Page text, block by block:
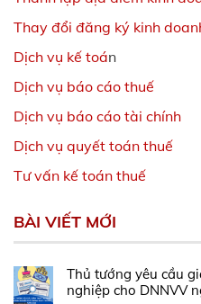
Thay đổi đăng ký kinh
Dịch vụ kế toán
Dịch vụ báo cáo thuế
Dịch vụ báo cáo tài chính
Dịch vụ quyết toán thuế
Tư vấn kế toán thuế
BÀI VIẾT MỚI
Thủ tướng yêu cầu
nghiệp cho DNNVV